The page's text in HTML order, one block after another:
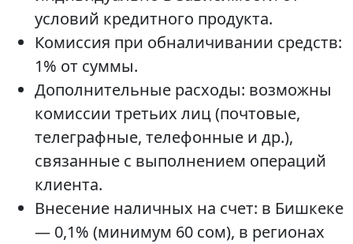
условий кредитного продукта.
Комиссия при обналичивании средств:
1% от суммы.
Дополнительные расходы: возможны
комиссии третьих лиц (почтовые,
телеграфные, телефонные и др.),
связанные с выполнением операций
клиента.
Внесение наличных на счет: в Бишкеке
— 0,1% (минимум 60 сом), в регионах